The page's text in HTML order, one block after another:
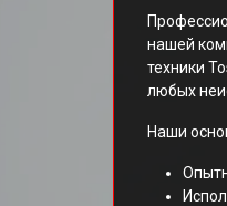
нашей
техники
любых
Наши